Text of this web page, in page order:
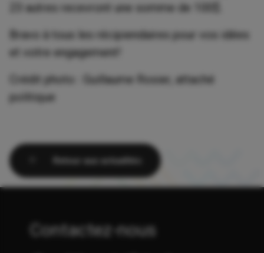
23 autres recevront une somme de 100$.
Bravo à tous les récipiendaires pour vos idées
et votre engagement!
Crédit photo : Guillaume Rosier, attaché
politique
Retour aux actualités
Contactez-nous